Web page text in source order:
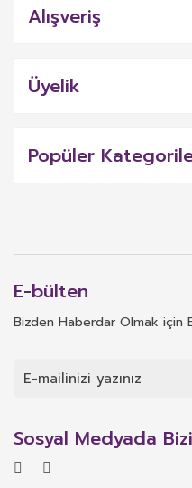
Alışveriş
Üyelik
Popüler
E-bülten
Bizden Haberdar Olmak için
Sosyal Medyada